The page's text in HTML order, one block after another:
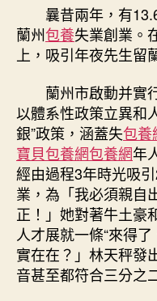
期
曩昔兩年，有
蘭州包養失業創業。
上，吸引年夜先生留
蘭州市啟動并實
以體系性政策立異和
銀”政策，涵蓋失包養
寶貝包養網包養網年
經由過程3年時光吸
業，為「我必須親自
正！」她對著牛土豪
人才展就一條“來得
實在在？」林天秤發
音甚至都符合三分之